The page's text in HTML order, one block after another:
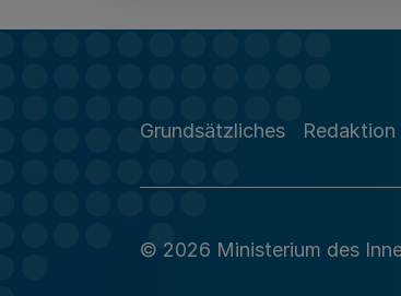
Grundsätzliches Redaktion
© 2026 Ministerium des